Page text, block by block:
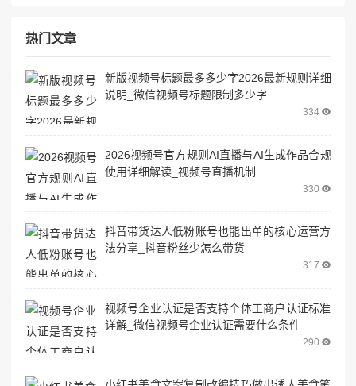
热门文章
新版视频号标题最多多少字2026最新规则详细
说明_微信视频号标题限制多少字
334
2026视频号官方规则AI直播与AI生成作品合规
使用详细解读_视频号直播机制
330
抖音带货达人低粉账号也能出单的核心运营方
法分享_抖音粉丝少怎么带货
317
视频号企业认证是否支持个体工商户认证标准
详解_微信视频号企业认证需要什么条件
290